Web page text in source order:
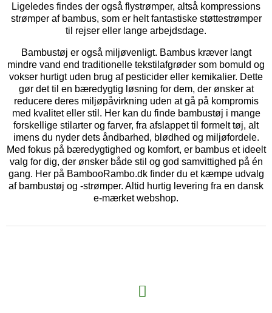
Ligeledes findes der også flystrømper, altså kompressions
strømper af bambus, som er helt fantastiske støttestrømper
til rejser eller lange arbejdsdage.
Bambustøj er også miljøvenligt. Bambus kræver langt
mindre vand end traditionelle tekstilafgrøder som bomuld og
vokser hurtigt uden brug af pesticider eller kemikalier. Dette
gør det til en bæredygtig løsning for dem, der ønsker at
reducere deres miljøpåvirkning uden at gå på kompromis
med kvalitet eller stil. Her kan du finde bambustøj i mange
forskellige stilarter og farver, fra afslappet til formelt tøj, alt
imens du nyder dets åndbarhed, blødhed og miljøfordele.
Med fokus på bæredygtighed og komfort, er bambus et ideelt
valg for dig, der ønsker både stil og god samvittighed på én
gang. Her på BambooRambo.dk finder du et kæmpe udvalg
af bambustøj og -strømper. Altid hurtig levering fra en dansk
e-mærket webshop.